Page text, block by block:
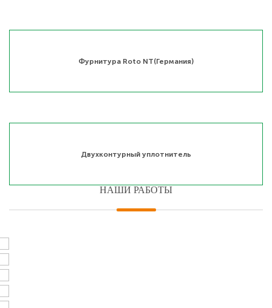
Фурнитура Roto NT(Германия)
Двухконтурный уплотнитель
НАШИ РАБОТЫ